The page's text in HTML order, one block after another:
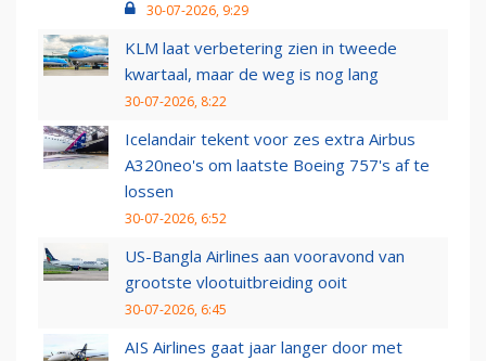
30-07-2026, 9:29
KLM laat verbetering zien in tweede
kwartaal, maar de weg is nog lang
30-07-2026, 8:22
Icelandair tekent voor zes extra Airbus
A320neo's om laatste Boeing 757's af te
lossen
30-07-2026, 6:52
US-Bangla Airlines aan vooravond van
grootste vlootuitbreiding ooit
30-07-2026, 6:45
AIS Airlines gaat jaar langer door met